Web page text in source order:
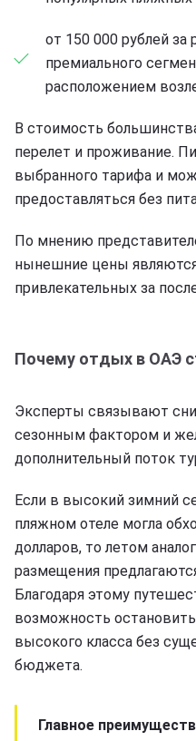
от 150 000 рублей
премиального
расположением
В стоимость
перелет и проживание.
выбранного тарифа и
предоставляться без
По мнению
нынешние цены
привлекательных за
Почему отдых в ОАЭ
Эксперты связывают
сезонным фактором и
дополнительный поток
Если в высокий зимний
пляжном отеле могла
долларов, то летом
размещения
Благодаря этому
возможность
высокого класса без
бюджета.
Главное